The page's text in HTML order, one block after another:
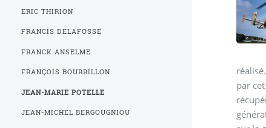
par
ERIC THIRION
FRANCIS DELAFOSSE
FRANCK ANSELME
FRANÇOIS BOURRILLON
JEAN-MARIE POTELLE
JEAN-MICHEL BERGOUGNIOU